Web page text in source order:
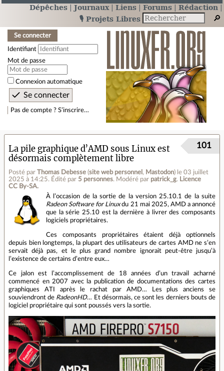
Dépêches Journaux Liens Forums
Rédaction
🎙️ Projets Libres
Se connecter
Identifiant
Mot de passe
Connexion automatique
Pas de compte ? S’inscrire…
La pile graphique d’AMD sous Linux est
désormais complètement libre
Posté par Thomas Debesse (site web personnel , Mastodon) le 03 juillet
2025 à 14:25. Édité par 5 personnes. Modéré par patrick_g. Licence
CC By‑SA.
101
À l’occasion de la sortie de la version 25.10.1 de la suite
Radeon Software for Linuxdu 21 mai 2025, AMD a annoncé
que la série 25.10 est la dernière à livrer des composants
logiciels propriétaires.
Ces composants propriétaires étaient déjà optionnels
depuis bien longtemps, la plupart des utilisateurs de cartes AMD ne s’en
servait déjà pas, et le plus grand nombre ignorait peut-être jusqu’à
l’existence de certains d’entre eux…
Ce jalon est l’accomplissement de 18 années d’un travail acharné
commencé en 2007 avec la publication de documentations des cartes
graphiques ATI après le rachat par AMD… Les plus anciens se
souviendront de RadeonHD… Et désormais, ce sont les derniers bouts de
logiciel propriétaire qui sont poussés vers la sortie.